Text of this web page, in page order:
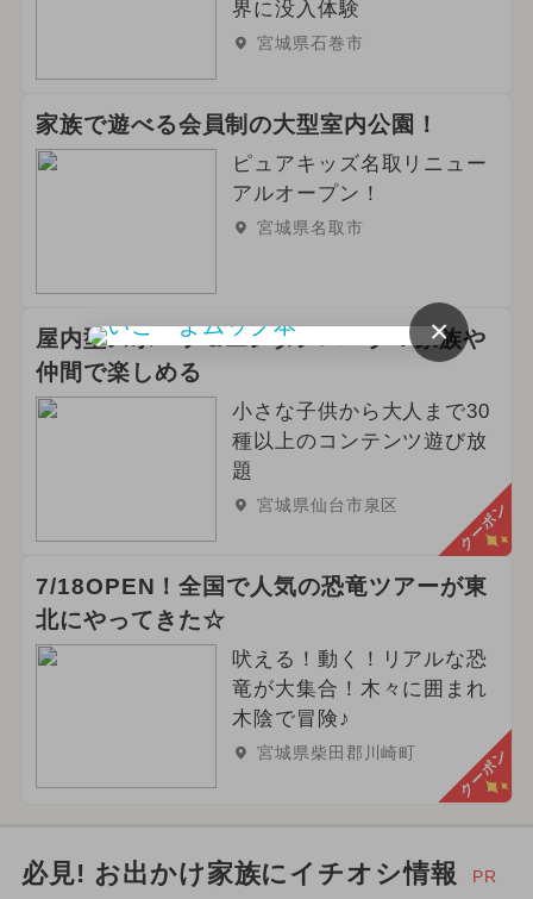
界に没入体験
宮城県石巻市
家族で遊べる会員制の大型室内公園！
ピュアキッズ名取リニュー
アルオープン！
宮城県名取市
屋内型スポーツ＆エンタメパーク！家族や
仲間で楽しめる
小さな子供から大人まで30
種以上のコンテンツ遊び放
題
宮城県仙台市泉区 クーポン
7/18OPEN！全国で人気の恐竜ツアーが東
北にやってきた☆
吠える！動く！リアルな恐
竜が大集合！木々に囲まれ
木陰で冒険♪
宮城県柴田郡川崎町 クーポン
必見! お出かけ家族にイチオシ情報 PR
×